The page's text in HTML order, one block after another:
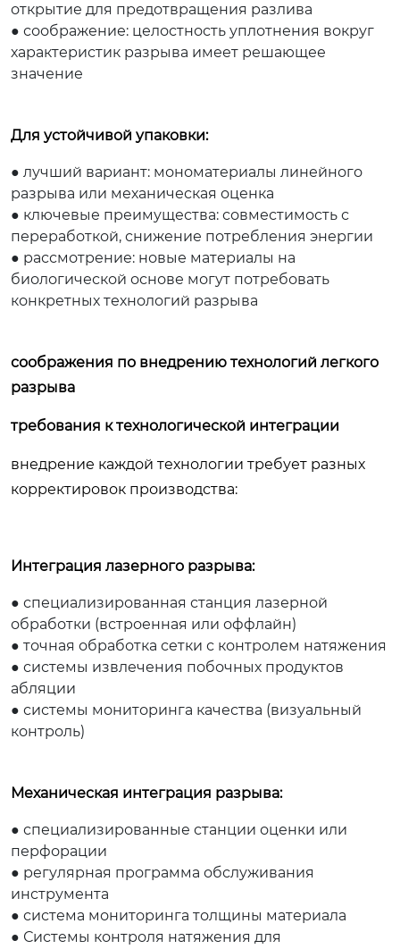
открытие для предотвращения разлива
● соображение: целостность уплотнения вокруг
характеристик разрыва имеет решающее
значение
Для устойчивой упаковки:
● лучший вариант: мономатериалы линейного
разрыва или механическая оценка
● ключевые преимущества: совместимость с
переработкой, снижение потребления энергии
● рассмотрение: новые материалы на
биологической основе могут потребовать
конкретных технологий разрыва
соображения по внедрению технологий легкого
разрыва
требования к технологической интеграции
внедрение каждой технологии требует разных
корректировок производства:
Интеграция лазерного разрыва:
● специализированная станция лазерной
обработки (встроенная или оффлайн)
● точная обработка сетки с контролем натяжения
● системы извлечения побочных продуктов
абляции
● системы мониторинга качества (визуальный
контроль)
Механическая интеграция разрыва:
● специализированные станции оценки или
перфорации
● регулярная программа обслуживания
инструмента
● система мониторинга толщины материала
● Системы контроля натяжения для